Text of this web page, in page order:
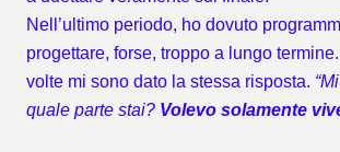
Nell’ultimo periodo, ho dovuto
progettare, forse, troppo a lungo
volte mi sono dato la stessa risposta.
quale parte stai? Volevo solamente